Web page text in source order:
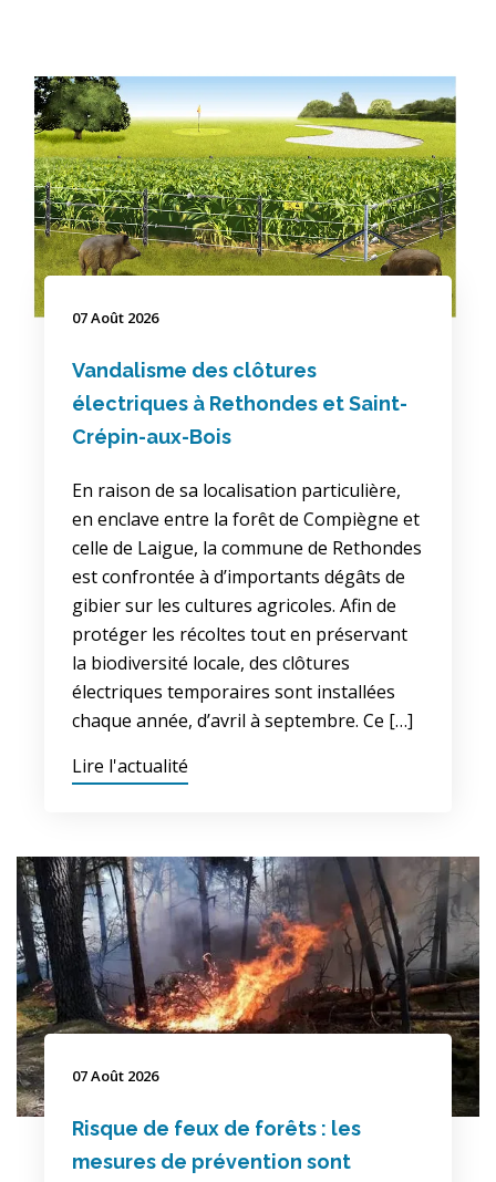
07 Août 2026
Vandalisme des clôtures
électriques à Rethondes et Saint-
Crépin-aux-Bois
En raison de sa localisation particulière,
en enclave entre la forêt de Compiègne et
celle de Laigue, la commune de Rethondes
est confrontée à d’importants dégâts de
gibier sur les cultures agricoles. Afin de
protéger les récoltes tout en préservant
la biodiversité locale, des clôtures
électriques temporaires sont installées
chaque année, d’avril à septembre. Ce […]
Lire l'actualité
07 Août 2026
Risque de feux de forêts : les
mesures de prévention sont